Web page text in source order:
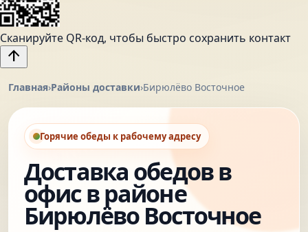
Сканируйте QR-код, чтобы быстро сохранить контакт
arrow_upward
Главная›Районы доставки›Бирюлёво Восточное
Горячие обеды к рабочему адресу
Доставка обедов в
офис в районе
Бирюлёво Восточное